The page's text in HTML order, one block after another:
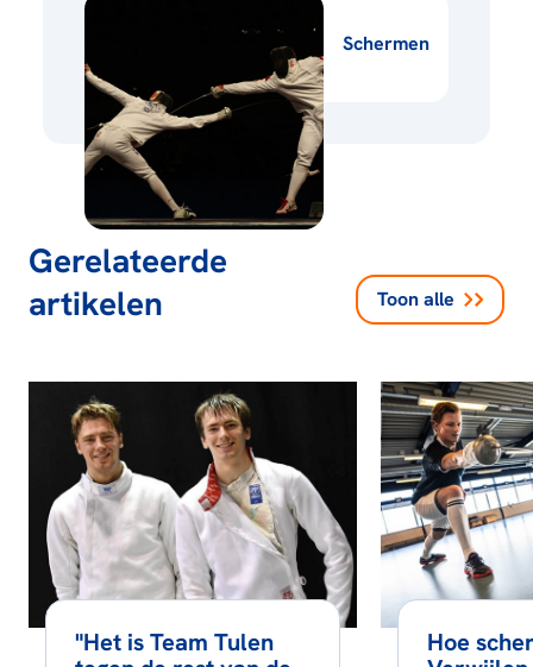
Schermen
Gerelateerde
artikelen
Toon alle
"Het is Team Tulen
Hoe